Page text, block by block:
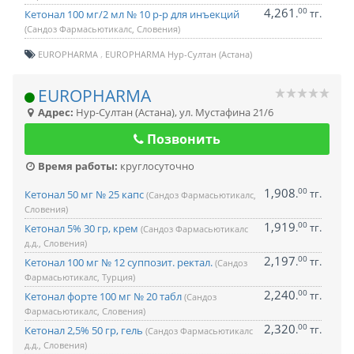
Кетонал 100 мг/2 мл № 10 р-р для инъекций
(Сандоз Фармасьютикалс, Словения)
4,261 .00 тг.
EUROPHARMA EUROPHARMA Нур-Султан (Астана)
EUROPHARMA
Адрес: Нур-Султан (Астана),ул. Мустафина 21/6
Позвонить
Время работы: круглосуточно
Кетонал 50 мг № 25 капс (Сандоз Фармасьютикалс,
Словения)
1,908.00 тг.
Кетонал 5% 30 гр, крем (Сандоз Фармасьютикалс
д.д., Словения)
1,919.00 тг.
Кетонал 100 мг № 12 суппозит. ректал. (Сандоз
Фармасьютикалс, Турция)
2,197.00 тг.
Кетонал форте 100 мг № 20 табл (Сандоз
Фармасьютикалс, Словения)
2,240.00 тг.
Кетонал 2,5% 50 гр, гель (Сандоз Фармасьютикалс
д.д., Словения)
2,320.00 тг.